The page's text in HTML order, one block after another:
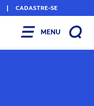
| CADASTRE-SE
MENU